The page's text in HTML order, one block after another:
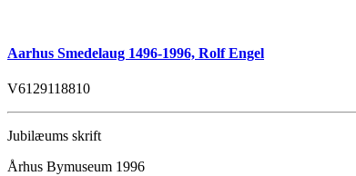
Aarhus Smedelaug 1496-1996, Rolf Engel
V6129118810
Jubilæums skrift
Århus Bymuseum 1996